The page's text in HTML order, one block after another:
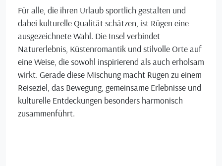
Für alle, die ihren Urlaub sportlich gestalten und
dabei kulturelle Qualität schätzen, ist Rügen eine
ausgezeichnete Wahl. Die Insel verbindet
Naturerlebnis, Küstenromantik und stilvolle Orte auf
eine Weise, die sowohl inspirierend als auch erholsam
wirkt. Gerade diese Mischung macht Rügen zu einem
Reiseziel, das Bewegung, gemeinsame Erlebnisse und
kulturelle Entdeckungen besonders harmonisch
zusammenführt.